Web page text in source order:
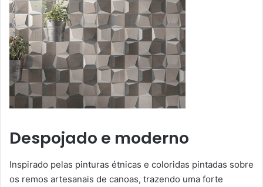
Despojado e moderno
Inspirado pelas pinturas étnicas e coloridas pintadas sobre
os remos artesanais de canoas, trazendo uma forte